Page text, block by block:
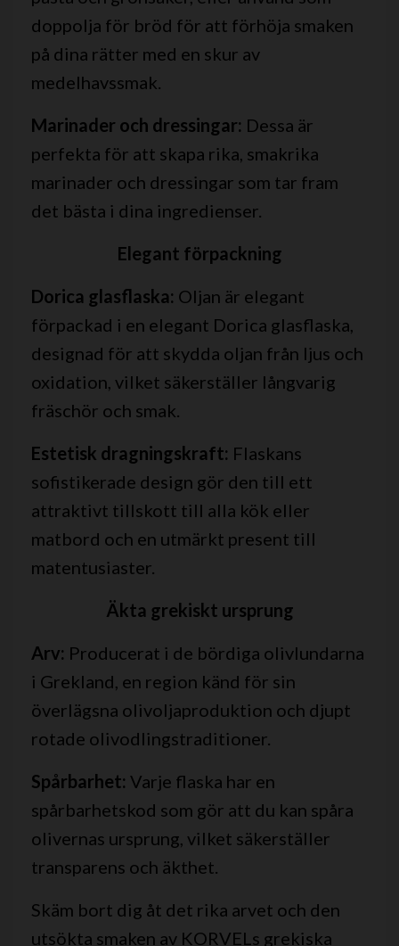
doppolja för bröd för att förhöja smaken
på dina rätter med en skur av
medelhavssmak.
Marinader och dressingar: Dessa är
perfekta för att skapa rika, smakrika
marinader och dressingar som tar fram
det bästa i dina ingredienser.
Elegant förpackning
Dorica glasflaska: Oljan är elegant
förpackad i en elegant Dorica glasflaska,
designad för att skydda oljan från ljus och
oxidation, vilket säkerställer långvarig
fräschör och smak.
Estetisk dragningskraft: Flaskans
sofistikerade design gör den till ett
attraktivt tillskott till alla kök eller
matbord och en utmärkt present till
matentusiaster.
Äkta grekiskt ursprung
Arv: Producerat i de bördiga olivlundarna
i Grekland, en region känd för sin
överlägsna olivoljaproduktion och djupt
rotade olivodlingstraditioner.
Spårbarhet: Varje flaska har en
spårbarhetskod som gör att du kan spåra
olivernas ursprung, vilket säkerställer
transparens och äkthet.
Skäm bort dig åt det rika arvet och den
utsökta smaken av KORVELs grekiska